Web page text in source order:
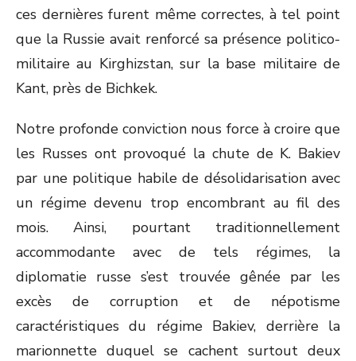
ces dernières furent même correctes, à tel point
que la Russie avait renforcé sa présence politico-
militaire au Kirghizstan, sur la base militaire de
Kant, près de Bichkek.
Notre profonde conviction nous force à croire que
les Russes ont provoqué la chute de K. Bakiev
par une politique habile de désolidarisation avec
un régime devenu trop encombrant au fil des
mois. Ainsi, pourtant traditionnellement
accommodante avec de tels régimes, la
diplomatie russe s’est trouvée gênée par les
excès de corruption et de népotisme
caractéristiques du régime Bakiev, derrière la
marionnette duquel se cachent surtout deux